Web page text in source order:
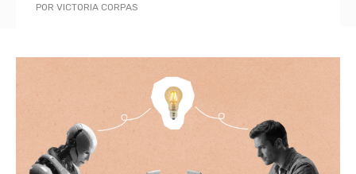
POR VICTORIA CORPAS